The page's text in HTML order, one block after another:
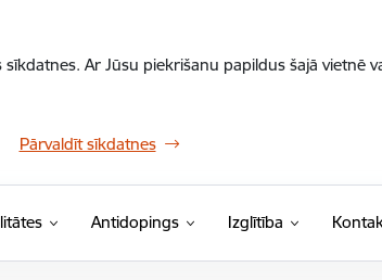
Ar Jūsu piekrišanu papildus šajā vietnē
Pārvaldīt sīkdatnes
Antidopings Izglītība